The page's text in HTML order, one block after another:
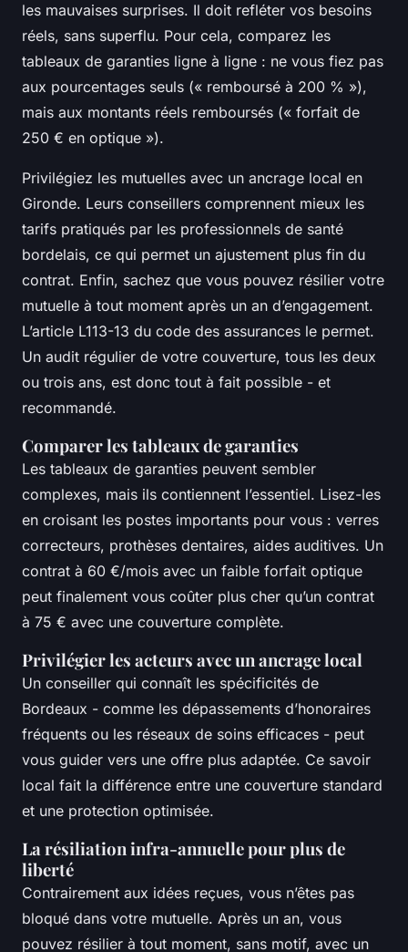
les mauvaises surprises. Il doit refléter vos besoins
réels, sans superflu. Pour cela, comparez les
tableaux de garanties ligne à ligne : ne vous fiez pas
aux pourcentages seuls (« remboursé à 200 % »),
mais aux montants réels remboursés (« forfait de
250 € en optique »).
Privilégiez les mutuelles avec un ancrage local en
Gironde. Leurs conseillers comprennent mieux les
tarifs pratiqués par les professionnels de santé
bordelais, ce qui permet un ajustement plus fin du
contrat. Enfin, sachez que vous pouvez résilier votre
mutuelle à tout moment après un an d’engagement.
L’article L113-13 du code des assurances le permet.
Un audit régulier de votre couverture, tous les deux
ou trois ans, est donc tout à fait possible - et
recommandé.
Comparer les tableaux de garanties
Les tableaux de garanties peuvent sembler
complexes, mais ils contiennent l’essentiel. Lisez-les
en croisant les postes importants pour vous : verres
correcteurs, prothèses dentaires, aides auditives. Un
contrat à 60 €/mois avec un faible forfait optique
peut finalement vous coûter plus cher qu’un contrat
à 75 € avec une couverture complète.
Privilégier les acteurs avec un ancrage local
Un conseiller qui connaît les spécificités de
Bordeaux - comme les dépassements d’honoraires
fréquents ou les réseaux de soins efficaces - peut
vous guider vers une offre plus adaptée. Ce savoir
local fait la différence entre une couverture standard
et une protection optimisée.
La résiliation infra-annuelle pour plus de
liberté
Contrairement aux idées reçues, vous n’êtes pas
bloqué dans votre mutuelle. Après un an, vous
pouvez résilier à tout moment, sans motif, avec un